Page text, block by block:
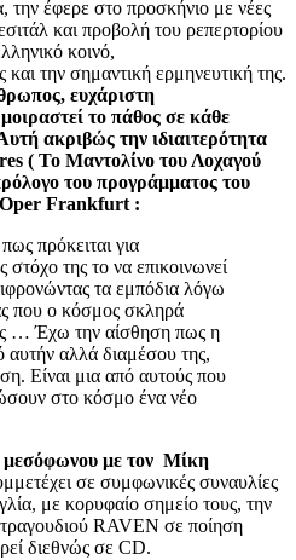
την έφερε στο προσκήνιο με νέες
και προβολή του ρεπερτορίου
κοινό,
και την σημαντική ερμηνευτική της.
ευχάριστη
το πάθος σε κάθε
ακριβώς την ιδιαιτερότητα
( Το Μαντολίνο του Λοχαγού
του προγράμματος του
Frankfurt :
πρόκειται για
στόχο της το να επικοινωνεί
τα εμπόδια λόγω
που ο κόσμος σκληρά
… Έχω την αίσθηση πως η
αυτήν αλλά διαμέσου της,
Είναι μια από αυτούς που
στο κόσμο ένα νέο
μεσόφωνου με τον Μίκη
σε συμφωνικές συναυλίες
με κορυφαίο σημείο τους, την
RAVEN σε ποίηση
διεθνώς σε CD.